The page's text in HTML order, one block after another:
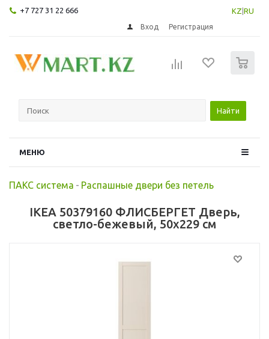
+7 727 31 22 666 KZ RU
Вход Регистрация
Найти
МЕНЮ
ПАКС система - Распашные двери без петель
IKEA 50379160 ФЛИСБЕРГЕТ Дверь,
светло-бежевый, 50x229 см